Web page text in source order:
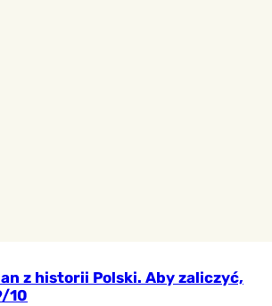
z historii Polski. Aby zaliczyć,
10